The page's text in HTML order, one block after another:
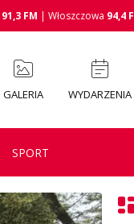
91,3 FM | Włoszczowa 94,4
GALERIA WYDARZENIA
SPORT